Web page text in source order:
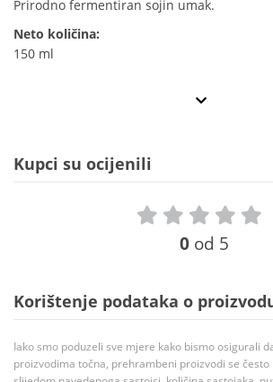
Prirodno fermentiran sojin umak.
Neto količina:
150 ml
Kupci su ocijenili
0 od 5
Korištenje podataka o
Iako smo poduzeli sve mjere kako bismo osigurali
proizvodima točna, prehrambeni proizvodi se često